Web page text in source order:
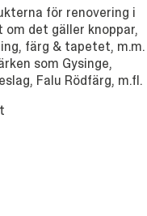
för renovering i
det gäller knoppar,
färg & tapetet, m.m.
som Gysinge,
Falu Rödfärg, m.fl.